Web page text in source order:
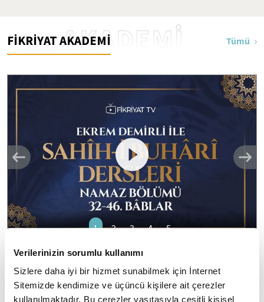
Verilerinizin sorumlu kullanımı
Sizlere daha iyi bir hizmet sunabilmek için İnternet
Sitemizde kendimize ve üçüncü kişilere ait çerezler
kullanılmaktadır. Bu çerezler vasıtasıyla çeşitli kişisel
FİKRİYAT AKADEMİAKADEMİ Tümü
Ekrem Demirli ile Sahih-i Buhari Dersleri:
Namaz Bölümü 32-46. Bâblar - 43. Bölüm
"el Camiu's Sahih": Eser daha çok "Sahihi Buhari" adıyla
1 2 3 4 5